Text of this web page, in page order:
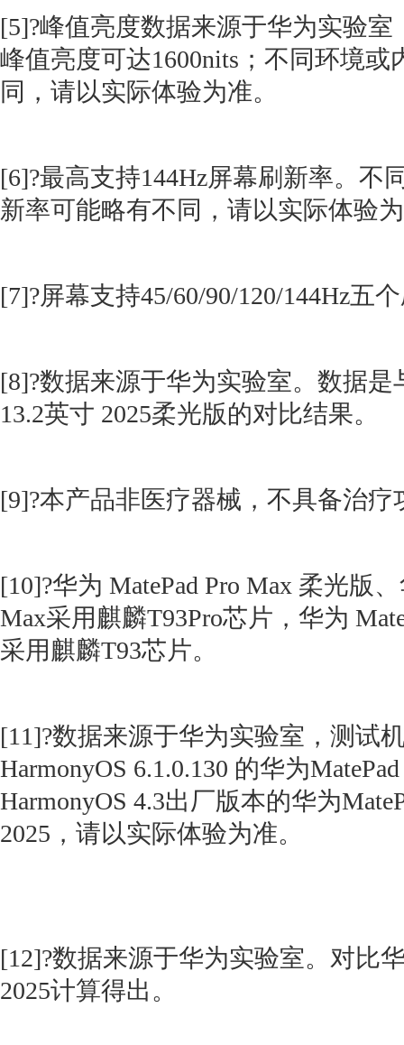
[5]?峰值亮度数据来源于华为实验室
峰值亮度可达1600nits；不同环境或
同，请以实际体验为准。
[6]?最高支持144Hz屏幕刷新率。不
新率可能略有不同，请以实际体验
[7]?屏幕支持45/60/90/120/144Hz五
[8]?数据来源于华为实验室。数据是
13.2英寸 2025柔光版的对比结果。
[9]?本产品非医疗器械，不具备治疗
[10]?华为 MatePad Pro Max 柔光版
Max采用麒麟T93Pro芯片，华为
采用麒麟T93芯片。
[11]?数据来源于华为实验室，测试
HarmonyOS 6.1.0.130 的华为
HarmonyOS 4.3出厂版本的华为
2025，请以实际体验为准。
[12]?数据来源于华为实验室。对比华
2025计算得出。